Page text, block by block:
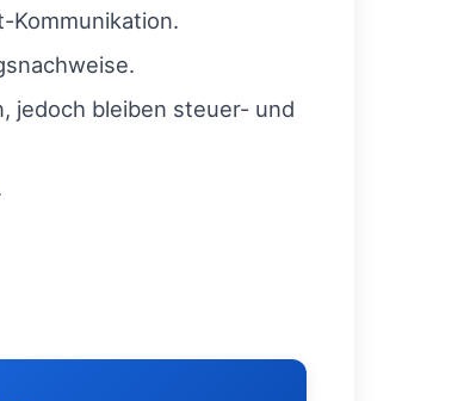
Kommunikation.
jedoch bleiben steuer- und